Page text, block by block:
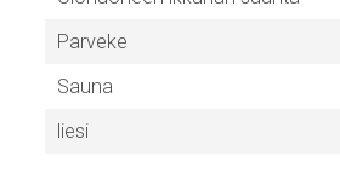
Parveke
Sauna
liesi